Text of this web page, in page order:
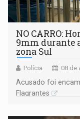
NO CARRO:
9mm durante
zona Sul
Polícia 08 de
Acusado foi
Flagrantes